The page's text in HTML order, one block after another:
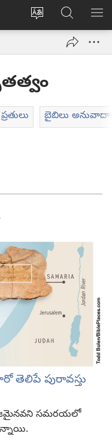
సైట్
మార్చండి
లాగిన్
(కొత్త
ఓపెన్‌
JW.ORGలో
వెదకండి
బైబిలు
తెలిపే పురావస్తు
నిజమైనవని సమరయలో